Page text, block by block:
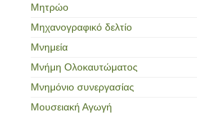
Μητρώο
Μηχανογραφικό δελτίο
Μνημεία
Μνήμη Ολοκαυτώματος
Μνημόνιο συνεργασίας
Μουσειακή Αγωγή